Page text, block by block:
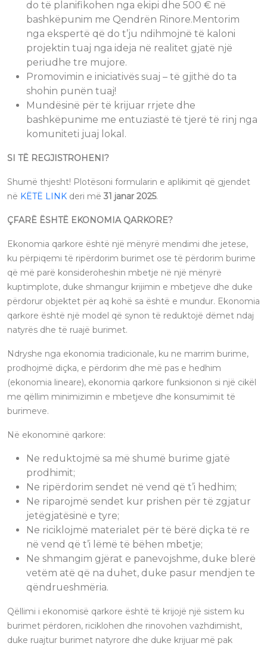
do të planifikohen nga ekipi dhe 500 € në
bashkëpunim me Qendrën Rinore.Mentorim
nga ekspertë që do t’ju ndihmojnë të kaloni
projektin tuaj nga ideja në realitet gjatë një
periudhe tre mujore.
Promovimin e iniciativës suaj – të gjithë do ta
shohin punën tuaj!
Mundësinë për të krijuar rrjete dhe
bashkëpunime me entuziastë të tjerë të rinj nga
komuniteti juaj lokal.
SI TË REGJISTROHENI?
Shumë thjesht! Plotësoni formularin e aplikimit që gjendet
në KËTË LINK deri më 31 janar 2025.
ÇFARË ËSHTË EKONOMIA QARKORE?
Ekonomia qarkore është një mënyrë mendimi dhe jetese,
ku përpiqemi të ripërdorim burimet ose të përdorim burime
që më parë konsideroheshin mbetje në një mënyrë
kuptimplote, duke shmangur krijimin e mbetjeve dhe duke
përdorur objektet për aq kohë sa është e mundur. Ekonomia
qarkore është një model që synon të reduktojë dëmet ndaj
natyrës dhe të ruajë burimet.
Ndryshe nga ekonomia tradicionale, ku ne marrim burime,
prodhojmë diçka, e përdorim dhe më pas e hedhim
(ekonomia lineare), ekonomia qarkore funksionon si një cikël
me qëllim minimizimin e mbetjeve dhe konsumimit të
burimeve.
Në ekonominë qarkore:
Ne reduktojmë sa më shumë burime gjatë
prodhimit;
Ne ripërdorim sendet në vend që t’i hedhim;
Ne riparojmë sendet kur prishen për të zgjatur
jetëgjatësinë e tyre;
Ne riciklojmë materialet për të bërë diçka të re
në vend që t’i lëmë të bëhen mbetje;
Ne shmangim gjërat e panevojshme, duke blerë
vetëm atë që na duhet, duke pasur mendjen te
qëndrueshmëria.
Qëllimi i ekonomisë qarkore është të krijojë një sistem ku
burimet përdoren, riciklohen dhe rinovohen vazhdimisht,
duke ruajtur burimet natyrore dhe duke krijuar më pak